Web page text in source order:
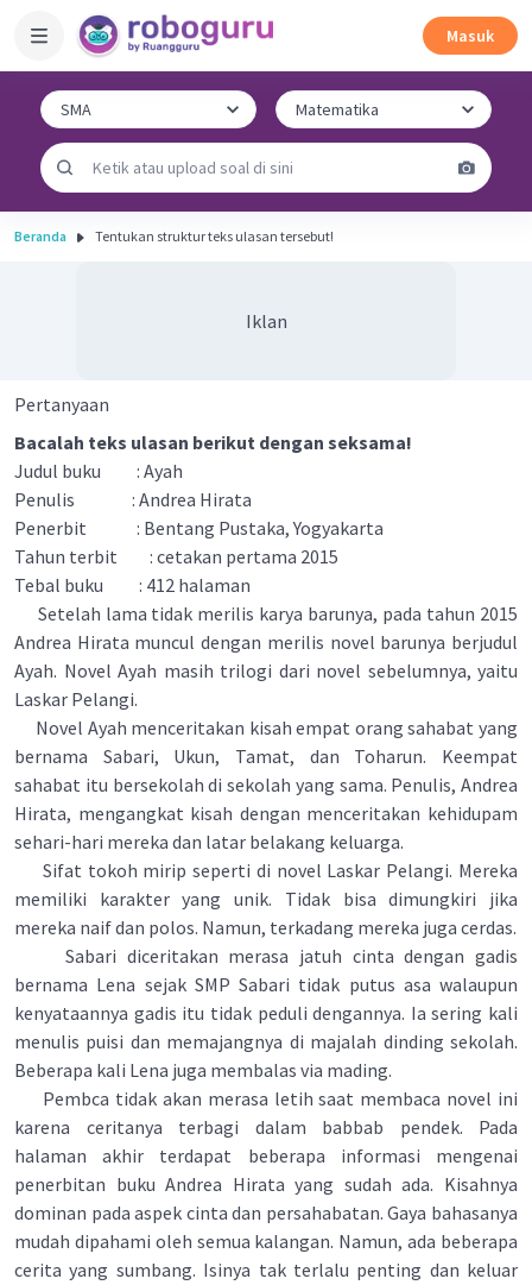
Masuk
Beranda Tentukan struktur teks ulasan tersebut!
Iklan
Pertanyaan
Bacalah teks ulasan berikut dengan seksama!
Judul buku : Ayah
Penulis : Andrea Hirata
Penerbit : Bentang Pustaka, Yogyakarta
Tahun terbit : cetakan pertama 2015
Tebal buku : 412 halaman
Setelah lama tidak merilis karya barunya, pada tahun 2015
Andrea Hirata muncul dengan merilis novel barunya berjudul
Ayah. Novel Ayah masih trilogi dari novel sebelumnya, yaitu
Laskar Pelangi.
Novel Ayah menceritakan kisah empat orang sahabat yang
bernama Sabari, Ukun, Tamat, dan Toharun. Keempat
sahabat itu bersekolah di sekolah yang sama. Penulis, Andrea
Hirata, mengangkat kisah dengan menceritakan kehidupam
sehari-hari mereka dan latar belakang keluarga.
Sifat tokoh mirip seperti di novel Laskar Pelangi. Mereka
memiliki karakter yang unik. Tidak bisa dimungkiri jika
mereka naif dan polos. Namun, terkadang mereka juga cerdas.
Sabari diceritakan merasa jatuh cinta dengan gadis
bernama Lena sejak SMP Sabari tidak putus asa walaupun
kenyataannya gadis itu tidak peduli dengannya. Ia sering kali
menulis puisi dan memajangnya di majalah dinding sekolah.
Beberapa kali Lena juga membalas via mading.
Pembca tidak akan merasa letih saat membaca novel ini
karena ceritanya terbagi dalam babbab pendek. Pada
halaman akhir terdapat beberapa informasi mengenai
penerbitan buku Andrea Hirata yang sudah ada. Kisahnya
dominan pada aspek cinta dan persahabatan. Gaya bahasanya
mudah dipahami oleh semua kalangan. Namun, ada beberapa
cerita yang sumbang. Isinya tak terlalu penting dan keluar